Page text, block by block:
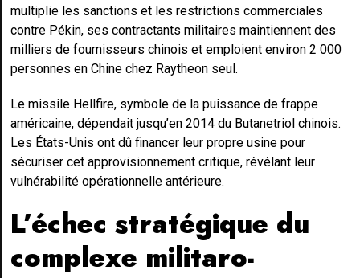
multiplie les sanctions et les restrictions commerciales
contre Pékin, ses contractants militaires maintiennent des
milliers de fournisseurs chinois et emploient environ 2 000
personnes en Chine chez Raytheon seul.
Le missile Hellfire, symbole de la puissance de frappe
américaine, dépendait jusqu’en 2014 du Butanetriol chinois.
Les États-Unis ont dû financer leur propre usine pour
sécuriser cet approvisionnement critique, révélant leur
vulnérabilité opérationnelle antérieure.
L’échec stratégique du
complexe militaro-